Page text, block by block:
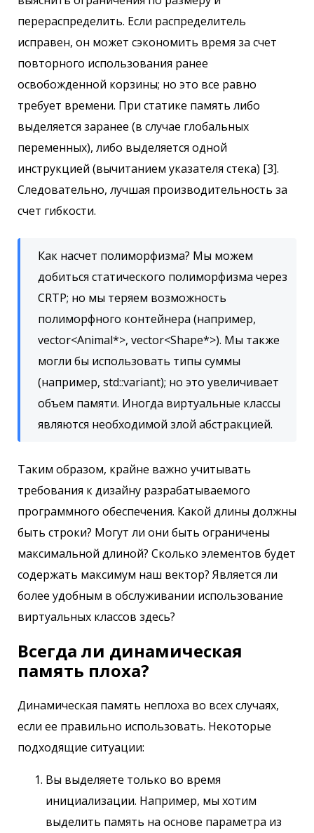
перераспределить. Если распределитель
исправен, он может сэкономить время за счет
повторного использования ранее
освобожденной корзины; но это все равно
требует времени. При статике память либо
выделяется заранее (в случае глобальных
переменных), либо выделяется одной
инструкцией (вычитанием указателя стека) [3].
Следовательно, лучшая производительность за
счет гибкости.
Как насчет полиморфизма? Мы можем
добиться статического полиморфизма через
CRTP; но мы теряем возможность
полиморфного контейнера (например,
vector<Animal*>, vector<Shape*>). Мы также
могли бы использовать типы суммы
(например, std::variant); но это увеличивает
объем памяти. Иногда виртуальные классы
являются необходимой злой абстракцией.
Таким образом, крайне важно учитывать
требования к дизайну разрабатываемого
программного обеспечения. Какой длины должны
быть строки? Могут ли они быть ограничены
максимальной длиной? Сколько элементов будет
содержать максимум наш вектор? Является ли
более удобным в обслуживании использование
виртуальных классов здесь?
Всегда ли динамическая
память плоха?
Динамическая память неплоха во всех случаях,
если ее правильно использовать. Некоторые
подходящие ситуации:
Вы выделяете только во время
инициализации. Например, мы хотим
выделить память на основе параметра из